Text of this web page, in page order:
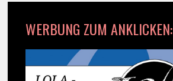
WERBUNG ZUM ANKLICKEN: